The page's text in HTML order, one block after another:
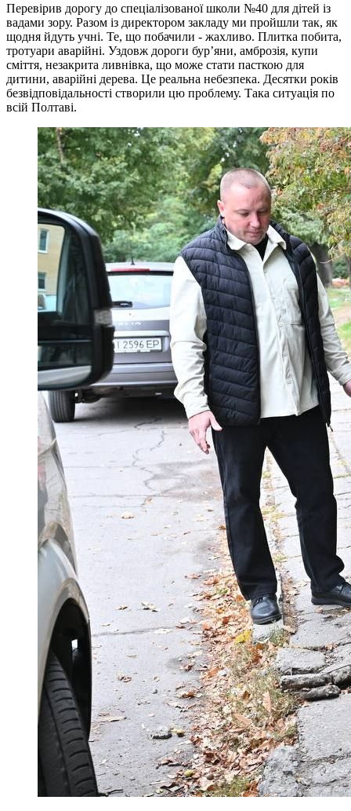
Перевірив дорогу до спеціалізованої школи №40 для дітей із
вадами зору. Разом із директором закладу ми пройшли так, як
щодня йдуть учні. Те, що побачили - жахливо. Плитка побита,
тротуари аварійні. Уздовж дороги бур’яни, амброзія, купи
сміття, незакрита ливнівка, що може стати пасткою для
дитини, аварійні дерева. Це реальна небезпека. Десятки років
безвідповідальності створили цю проблему. Така ситуація по
всій Полтаві.